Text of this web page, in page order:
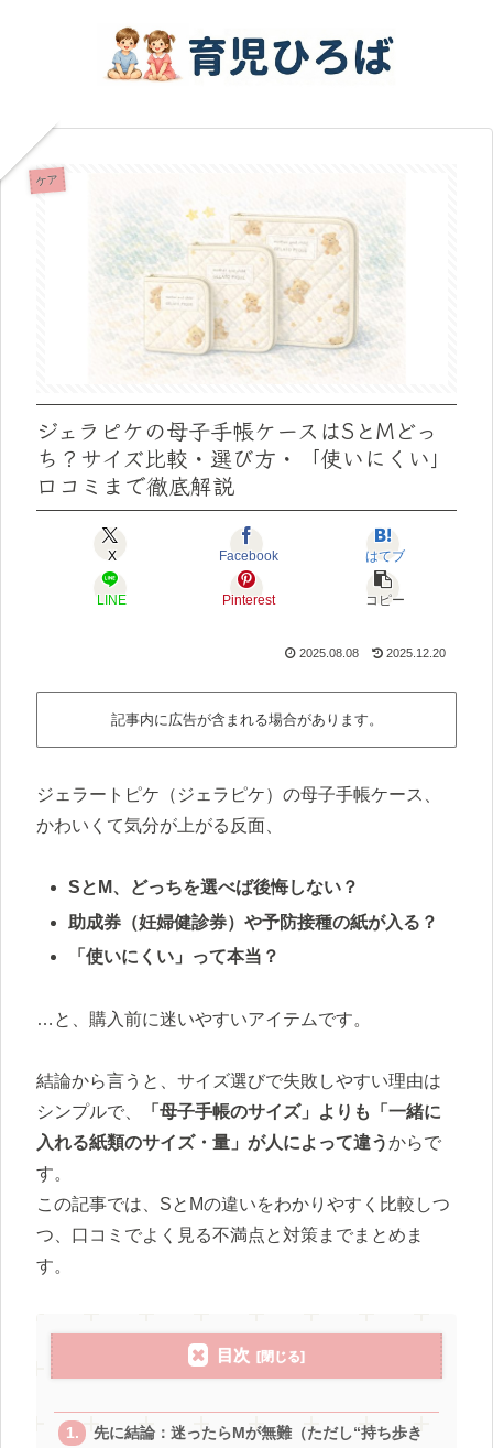
ジェラピケの母子手帳ケースはSとMどっ
ち？サイズ比較・選び方・「使いにくい」
口コミまで徹底解説
ケア
X Facebook はてブ
LINE Pinterest コピー
2025.08.08 2025.12.20
記事内に広告が含まれる場合があります。
ジェラートピケ（ジェラピケ）の母子手帳ケース、
かわいくて気分が上がる反面、
SとM、どっちを選べば後悔しない？
助成券（妊婦健診券）や予防接種の紙が入る？
「使いにくい」って本当？
…と、購入前に迷いやすいアイテムです。
結論から言うと、サイズ選びで失敗しやすい理由は
シンプルで、
「母子手帳のサイズ」よりも「一緒に
入れる紙類のサイズ・量」が人によって違うからで
す。
この記事では、SとMの違いをわかりやすく比較しつ
つ、口コミでよく見る不満点と対策までまとめま
す。
目次
先に結論：迷ったらMが無難（ただし“持ち歩き